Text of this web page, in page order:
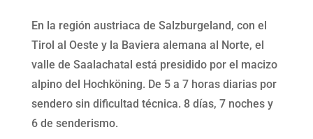
En la región austriaca de Salzburgeland, con el
Tirol al Oeste y la Baviera alemana al Norte, el
valle de Saalachatal está presidido por el macizo
alpino del Hochköning. De 5 a 7 horas diarias por
sendero sin dificultad técnica. 8 días, 7 noches y
6 de senderismo.